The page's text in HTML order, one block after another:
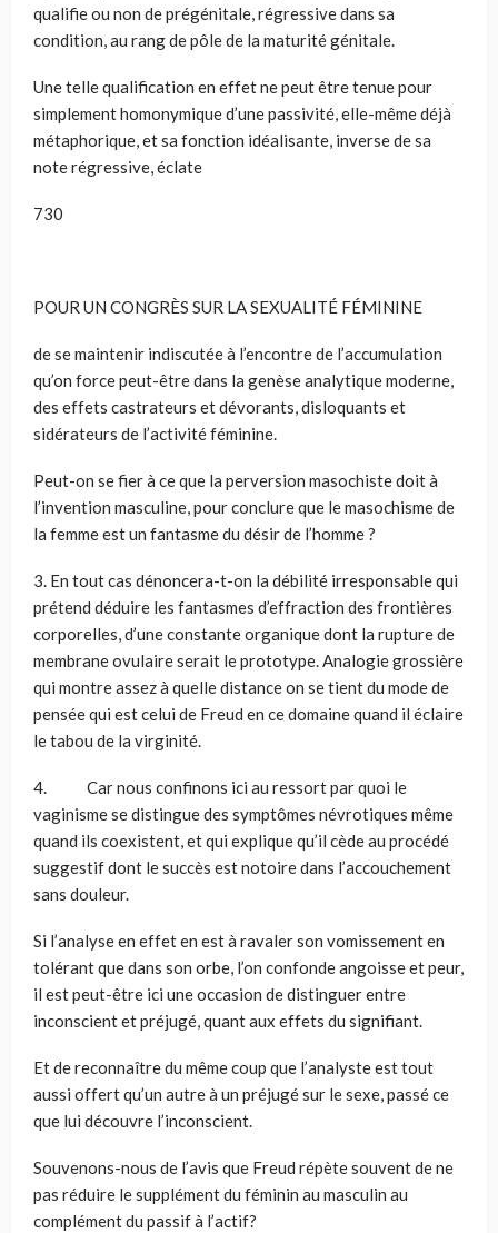
qualifie ou non de prégénitale, régressive dans sa
condition, au rang de pôle de la maturité génitale.
Une telle qualification en effet ne peut être tenue pour
simplement homonymique d’une passivité, elle-même déjà
métaphorique, et sa fonction idéalisante, inverse de sa
note régressive, éclate
730
POUR UN CONGRÈS SUR LA SEXUALITÉ FÉMININE
de se maintenir indiscutée à l’encontre de l’accumulation
qu’on force peut-être dans la genèse analytique moderne,
des effets castrateurs et dévorants, disloquants et
sidérateurs de l’activité féminine.
Peut-on se fier à ce que la perversion masochiste doit à
l’invention masculine, pour conclure que le masochisme de
la femme est un fantasme du désir de l’homme ?
3. En tout cas dénoncera-t-on la débilité irresponsable qui
prétend déduire les fantasmes d’effraction des frontières
corporelles, d’une constante organique dont la rupture de
membrane ovulaire serait le prototype. Analogie grossière
qui montre assez à quelle distance on se tient du mode de
pensée qui est celui de Freud en ce domaine quand il éclaire
le tabou de la virginité.
4. Car nous confinons ici au ressort par quoi le
vaginisme se distingue des symptômes névrotiques même
quand ils coexistent, et qui explique qu’il cède au procédé
suggestif dont le succès est notoire dans l’accouchement
sans douleur.
Si l’analyse en effet en est à ravaler son vomissement en
tolérant que dans son orbe, l’on confonde angoisse et peur,
il est peut-être ici une occasion de distinguer entre
inconscient et préjugé, quant aux effets du signifiant.
Et de reconnaître du même coup que l’analyste est tout
aussi offert qu’un autre à un préjugé sur le sexe, passé ce
que lui découvre l’inconscient.
Souvenons-nous de l’avis que Freud répète souvent de ne
pas réduire le supplément du féminin au masculin au
complément du passif à l’actif?